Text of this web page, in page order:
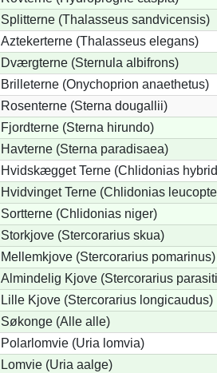
Splitterne (Thalasseus sandvicensis)
Aztekerterne (Thalasseus elegans)
Dværgterne (Sternula albifrons)
Brilleterne (Onychoprion anaethetus)
Rosenterne (Sterna dougallii)
Fjordterne (Sterna hirundo)
Havterne (Sterna paradisaea)
Hvidskægget Terne (Chlidonias
Hvidvinget Terne (Chlidonias
Sortterne (Chlidonias niger)
Storkjove (Stercorarius skua)
Mellemkjove (Stercorarius pomarinus)
Almindelig Kjove (Stercorarius
Lille Kjove (Stercorarius longicaudus)
Søkonge (Alle alle)
Polarlomvie (Uria lomvia)
Lomvie (Uria aalge)